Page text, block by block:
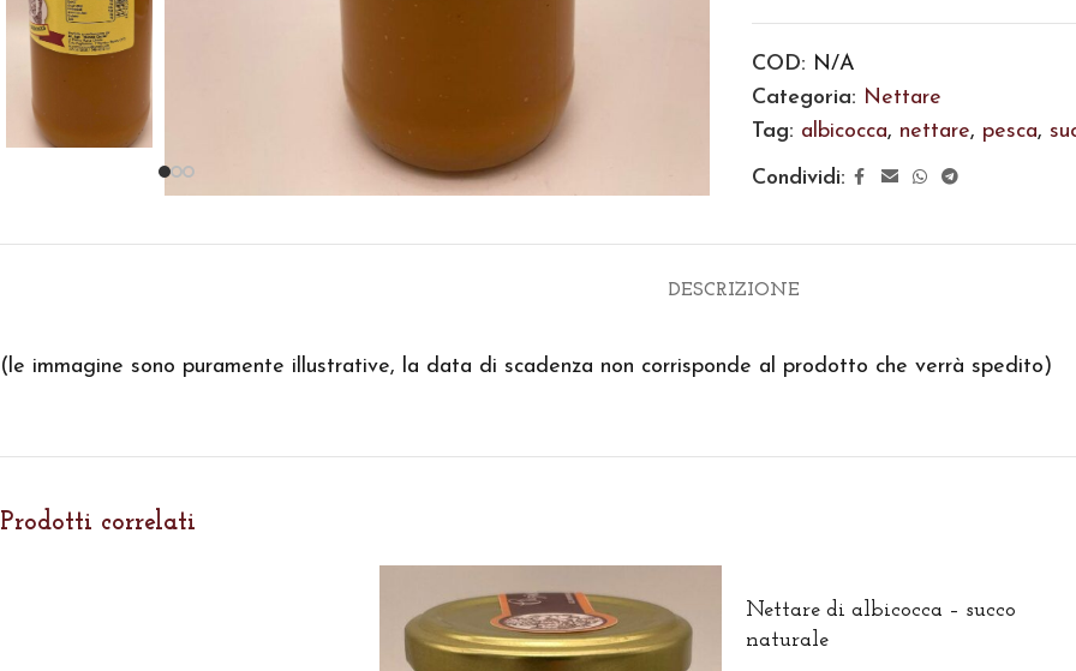
COD: N/A
Categoria: Nettare
Tag: albicocca, nettare, pesca,
Condividi:
DESCRIZIONE
(le immagine sono puramente illustrative, la data di scadenza non corrisponde al prodotto che verrà spedito)
Prodotti correlati
Nettare di albicocca – succo
naturale